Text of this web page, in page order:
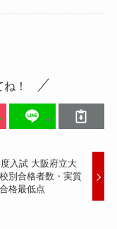
！
入試 大阪府立大
別合格者数・実質
格最低点